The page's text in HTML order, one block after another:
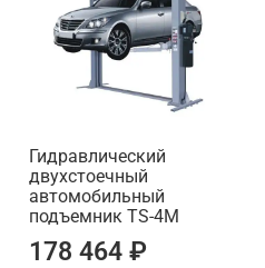
Гидравлический
двухстоечный
автомобильный
подъемник TS-4M
178 464 ₽